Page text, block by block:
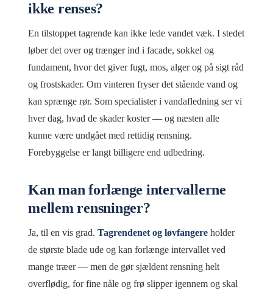
ikke renses?
En tilstoppet tagrende kan ikke lede vandet væk. I stedet
løber det over og trænger ind i facade, sokkel og
fundament, hvor det giver fugt, mos, alger og på sigt råd
og frostskader. Om vinteren fryser det stående vand og
kan sprænge rør. Som specialister i vandafledning ser vi
hver dag, hvad de skader koster — og næsten alle
kunne være undgået med rettidig rensning.
Forebyggelse er langt billigere end udbedring.
Kan man forlænge intervallerne
mellem rensninger?
Ja, til en vis grad. Tagrendenet og løvfangere holder
de største blade ude og kan forlænge intervallet ved
mange træer — men de gør sjældent rensning helt
overflødig, for fine nåle og frø slipper igennem og skal